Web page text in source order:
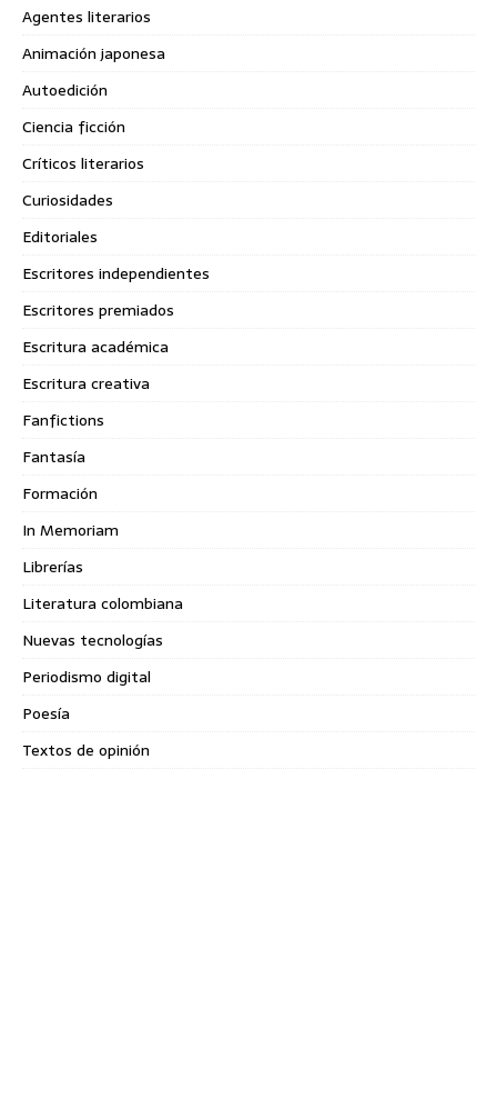
Agentes literarios
Animación japonesa
Autoedición
Ciencia ficción
Críticos literarios
Curiosidades
Editoriales
Escritores independientes
Escritores premiados
Escritura académica
Escritura creativa
Fanfictions
Fantasía
Formación
In Memoriam
Librerías
Literatura colombiana
Nuevas tecnologías
Periodismo digital
Poesía
Textos de opinión